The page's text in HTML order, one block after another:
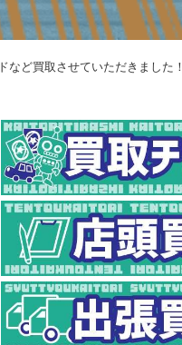
ど買取させていただきました！